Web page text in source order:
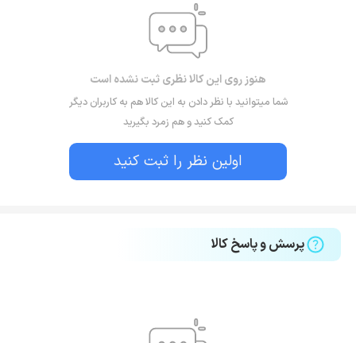
هنوز روی این کالا نظری ثبت نشده است
شما میتوانید با نظر دادن به این کالا هم به کاربران دیگر
کمک کنید و هم زمرد بگیرید
اولین نظر را ثبت کنید
پرسش و پاسخ کالا